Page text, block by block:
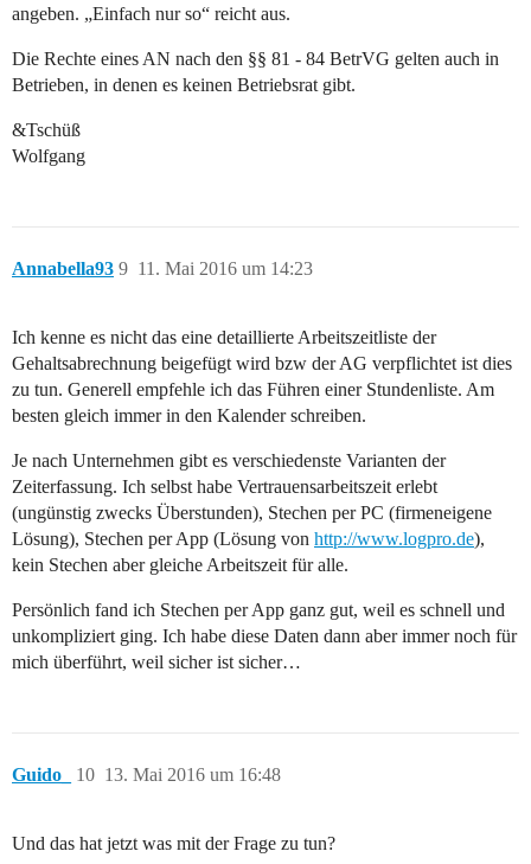
angeben. „Einfach nur so“ reicht aus.
Die Rechte eines AN nach den §§ 81 - 84 BetrVG gelten auch in
Betrieben, in denen es keinen Betriebsrat gibt.
&Tschüß
Wolfgang
Annabella93 11. Mai 2016 um 14:23
9
Ich kenne es nicht das eine detaillierte Arbeitszeitliste der
Gehaltsabrechnung beigefügt wird bzw der AG verpflichtet ist dies
zu tun. Generell empfehle ich das Führen einer Stundenliste. Am
besten gleich immer in den Kalender schreiben.
Je nach Unternehmen gibt es verschiedenste Varianten der
Zeiterfassung. Ich selbst habe Vertrauensarbeitszeit erlebt
(ungünstig zwecks Überstunden), Stechen per PC (firmeneigene
Lösung), Stechen per App (Lösung von http://www.logpro.de),
kein Stechen aber gleiche Arbeitszeit für alle.
Persönlich fand ich Stechen per App ganz gut, weil es schnell und
unkompliziert ging. Ich habe diese Daten dann aber immer noch für
mich überführt, weil sicher ist sicher…
Guido_ 13. Mai 2016 um 16:48
10
Und das hat jetzt was mit der Frage zu tun?